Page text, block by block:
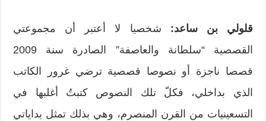
قلولي بن ساعد: شخصيا لا أعتبر أن مجموعتي
القصصية “سلطانة والعاصفة” الصادرة سنة 2009
قصصا ناجزة أو نصوصا قصصية ترضي غرور الكاتب
الذي بداخلي، فكلّ تلك النصوص كتبتُ أغلبها في
التسعينيات من القرن المنصرم، وهي بذلك تمثل بداياتي